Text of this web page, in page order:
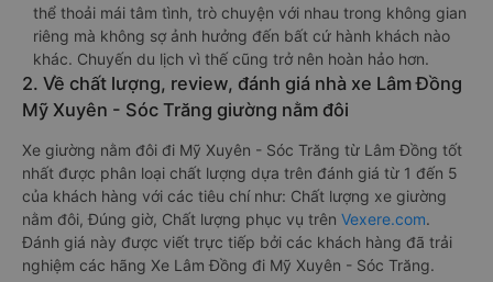
thể thoải mái tâm tình, trò chuyện với nhau trong không gian
riêng mà không sợ ảnh hưởng đến bất cứ hành khách nào
khác. Chuyến du lịch vì thế cũng trở nên hoàn hảo hơn.
2. Về chất lượng, review, đánh giá nhà xe Lâm Đồng
Mỹ Xuyên - Sóc Trăng giường nằm đôi
Xe giường nằm đôi đi Mỹ Xuyên - Sóc Trăng từ Lâm Đồng tốt
nhất được phân loại chất lượng dựa trên đánh giá từ 1 đến 5
của khách hàng với các tiêu chí như: Chất lượng xe giường
nằm đôi, Đúng giờ, Chất lượng phục vụ trên Vexere.com.
Đánh giá này được viết trực tiếp bởi các khách hàng đã trải
nghiệm các hãng Xe Lâm Đồng đi Mỹ Xuyên - Sóc Trăng.